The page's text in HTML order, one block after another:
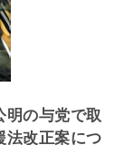
明の与党で取
法改正案につ